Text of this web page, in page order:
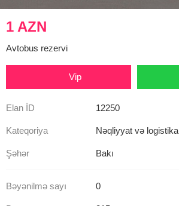
1 AZN
Avtobus rezervi
Vip
Elan İD 12250
Kateqoriya Nəqliyyat və logistika
Şəhər Bakı
Bəyənilmə sayı 0